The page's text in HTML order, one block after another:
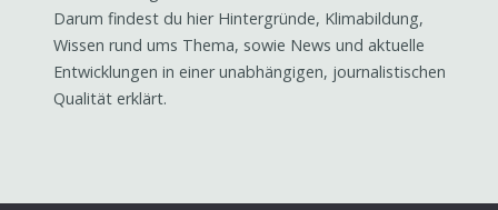
Darum findest du hier Hintergründe, Klimabildung,
Wissen rund ums Thema, sowie News und aktuelle
Entwicklungen in einer unabhängigen, journalistischen
Qualität erklärt.